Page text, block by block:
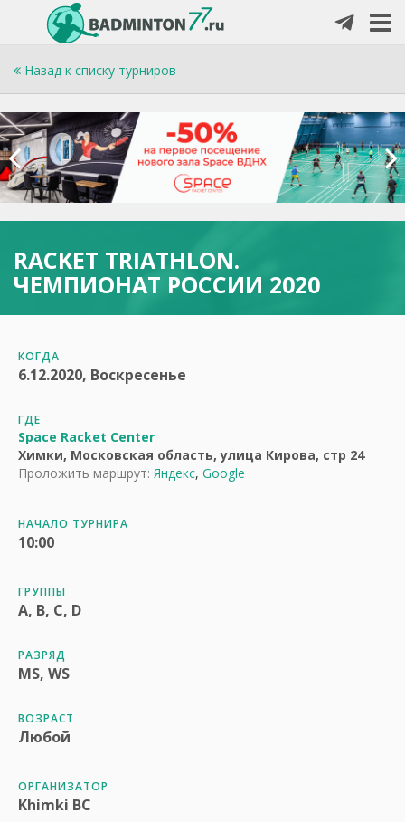
Назад к списку турниров
RACKET TRIATHLON.
ЧЕМПИОНАТ РОССИИ 2020
КОГДА
6.12.2020, Воскресенье
ГДЕ
Space Racket Center
Химки, Московская область, улица Кирова, стр 24
Проложить маршрут: Яндекс, Google
НАЧАЛО ТУРНИРА
10:00
ГРУППЫ
A, B, C, D
РАЗРЯД
MS, WS
ВОЗРАСТ
Любой
ОРГАНИЗАТОР
Khimki BC